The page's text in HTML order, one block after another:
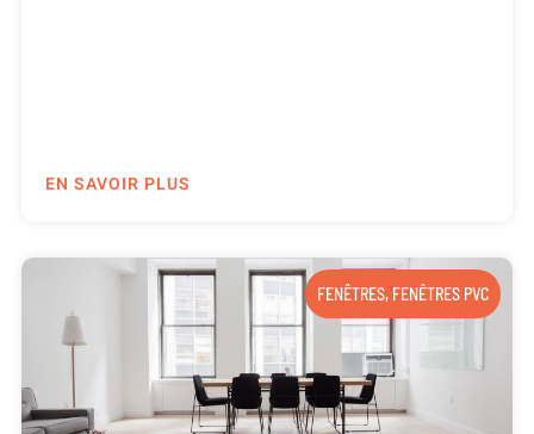
EN SAVOIR PLUS
FENÊTRES, FENÊTRES PVC